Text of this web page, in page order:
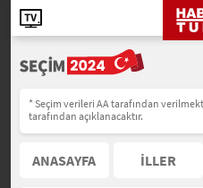
* Seçim verileri AA tarafından
tarafından açıklanacaktır.
ANASAYFA İLLER